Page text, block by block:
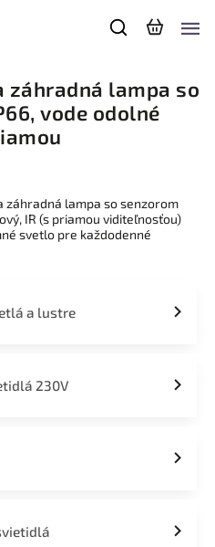
záhradná lampa so
vode odolné
záhradná lampa so senzorom
IR (s priamou viditeľnosťou)
svetlo pre každodenné
a lustre
230V